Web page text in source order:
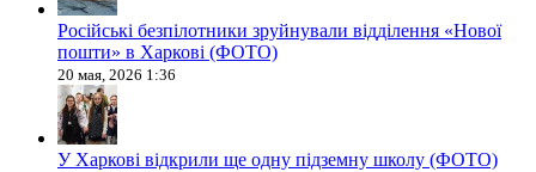
Російські безпілотники зруйнували відділення «Нової
пошти» в Харкові (ФОТО)
20 мая, 2026 1:36
У Харкові відкрили ще одну підземну школу (ФОТО)